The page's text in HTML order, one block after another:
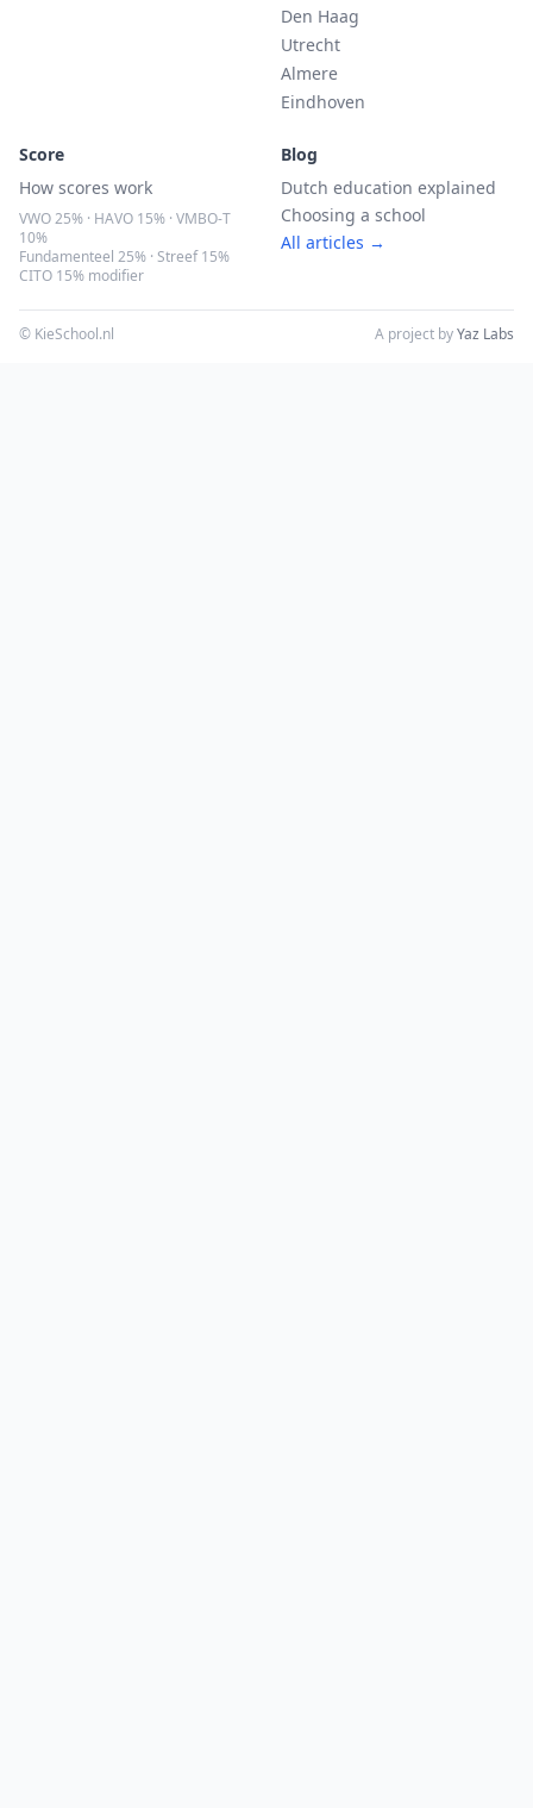
Den Haag
Utrecht
Almere
Eindhoven
Score
How scores work
VWO 25% · HAVO 15% · VMBO-T
10%
Fundamenteel 25% · Streef 15%
CITO 15% modifier
Blog
Dutch education explained
Choosing a school
All articles →
© KieSchool.nl A project byYaz Labs